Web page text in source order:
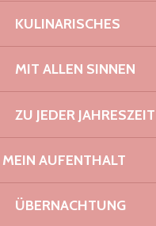
KULINARISCHES
MIT ALLEN SINNEN
ZU JEDER JAHRESZEIT
MEIN AUFENTHALT
ÜBERNACHTUNG